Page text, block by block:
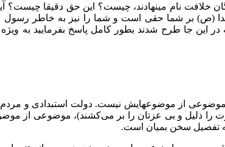
خلافت نام مینهادند، چیست؟ این حق دقیقا چیست؟
(ص) بر شما حقی است و شما را نیز به خاطر
این جا طرح شدند بطور کامل پاسخ بفرمایید به
موضوعی از موضوعهایش نیست. دولت استبدادی و
را ذلیل و بی عزتان را بر می‌کشند)، موضوعی از
تفصیل سخن بمیان است.